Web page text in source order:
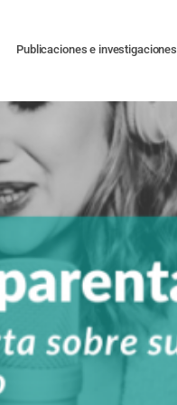
Publicaciones e investigaciones